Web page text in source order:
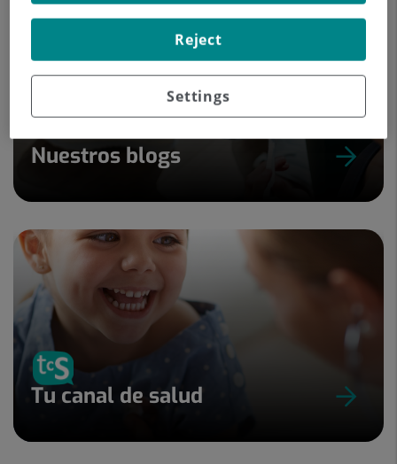
Nuestros blogs
Tu canal de salud
Settings
Reject